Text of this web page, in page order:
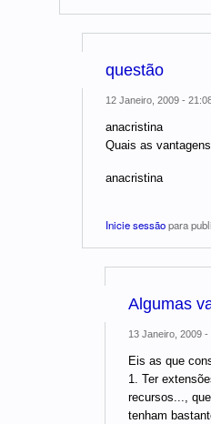
questão
12 Janeiro, 2009 -
anacristina
Quais as
anacristina
Inicie sessãopara
Algumas
13 Janeiro, 2009 -
Eis as que
1. Ter
recursos...,
tenham